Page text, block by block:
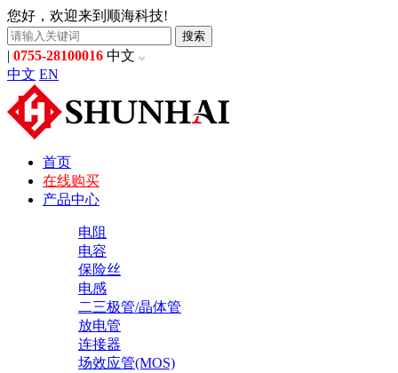
您好，欢迎来到顺海科技!
搜索
| 0755-28100016 中文
中文 EN
首页
在线购买
产品中心
电阻
电容
保险丝
电感
二三极管/晶体管
放电管
连接器
场效应管(MOS)